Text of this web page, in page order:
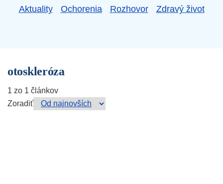
Aktuality Ochorenia Rozhovor Zdravý život
otoskleróza
1 zo 1 článkov
Zoradiť